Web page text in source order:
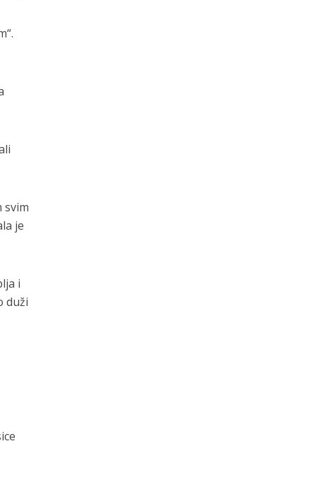
svim
je
i
duži